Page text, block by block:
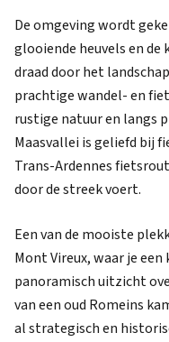
De omgeving wordt
glooiende heuvels en de
draad door het
prachtige wandel- en
rustige natuur en langs
Maasvallei is geliefd bij
Trans-Ardennes
door de streek voert.
Een van de mooiste
Mont Vireux, waar je
panoramisch uitzicht
van een oud Romeins
al strategisch en